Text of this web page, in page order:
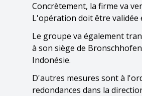
Concrètement, la firme va
L'opération doit être validée
Le groupe va également
à son siège de
Indonésie.
D'autres mesures sont à
redondances dans la